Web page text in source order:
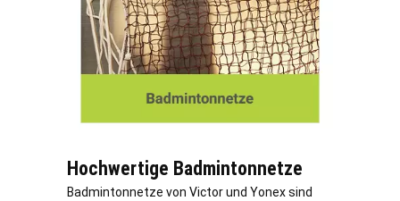
Hochwertige Badmintonnetze
Badmintonnetze von Victor und Yonex sind